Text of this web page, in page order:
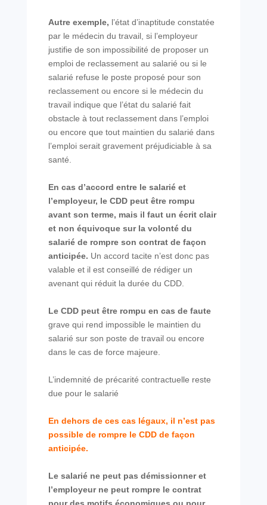
Autre exemple, l’état d’inaptitude constatée
par le médecin du travail, si l’employeur
justifie de son impossibilité de proposer un
emploi de reclassement au salarié ou si le
salarié refuse le poste proposé pour son
reclassement ou encore si le médecin du
travail indique que l’état du salarié fait
obstacle à tout reclassement dans l’emploi
ou encore que tout maintien du salarié dans
l’emploi serait gravement préjudiciable à sa
santé.
En cas d’accord entre le salarié et
l’employeur, le CDD peut être rompu
avant son terme, mais il faut un écrit clair
et non équivoque sur la volonté du
salarié de rompre son contrat de façon
anticipée. Un accord tacite n’est donc pas
valable et il est conseillé de rédiger un
avenant qui réduit la durée du CDD.
Le CDD peut être rompu en cas de faute
grave qui rend impossible le maintien du
salarié sur son poste de travail ou encore
dans le cas de force majeure.
L’indemnité de précarité contractuelle reste
due pour le salarié
En dehors de ces cas légaux, il n’est pas
possible de rompre le CDD de façon
anticipée.
Le salarié ne peut pas démissionner et
l’employeur ne peut rompre le contrat